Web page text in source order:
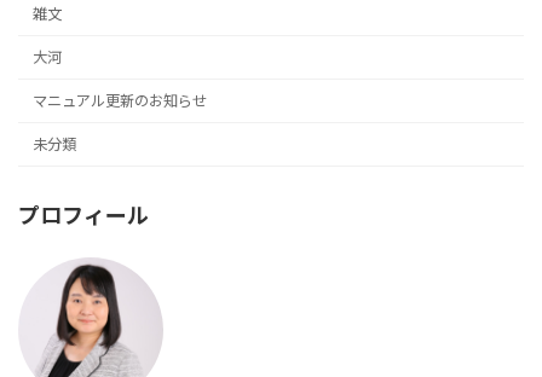
雑文
大河
マニュアル更新のお知らせ
未分類
プロフィール